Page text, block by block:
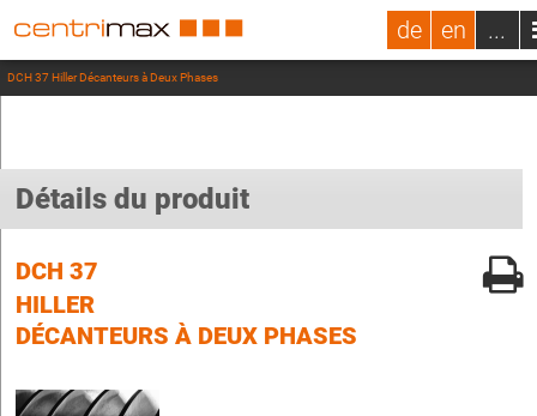
de en ...
DCH 37 Hiller Décanteurs à Deux Phases
Détails du produit
DCH 37
HILLER
DÉCANTEURS À DEUX PHASES